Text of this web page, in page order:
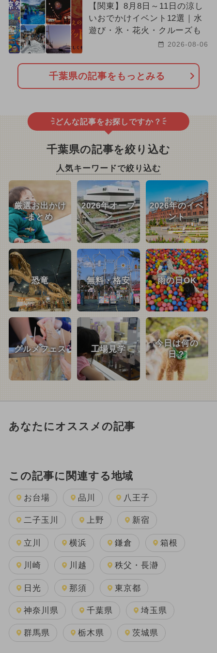
【関東】8月8日～11日の涼し
いおでかけイベント12選｜水
遊び・氷・花火・クルーズも
2026-08-06
千葉県の記事をもっとみる
どんな記事をお探しですか？
千葉県の記事を絞り込む
人気キーワードで絞り込む
厳選お出かけ
まとめ
2026年オープ
ン
2026年のイベ
ント
恐竜 無料・格安 雨の日OK
グルメフェス 工場見学
今日は何の
日？
あなたにオススメの記事
この記事に関連する地域
お台場 品川 八王子
二子玉川 上野 新宿
立川 横浜 鎌倉 箱根
川崎 川越 秩父・長瀞
日光 那須 東京都
神奈川県 千葉県 埼玉県
群馬県 栃木県 茨城県